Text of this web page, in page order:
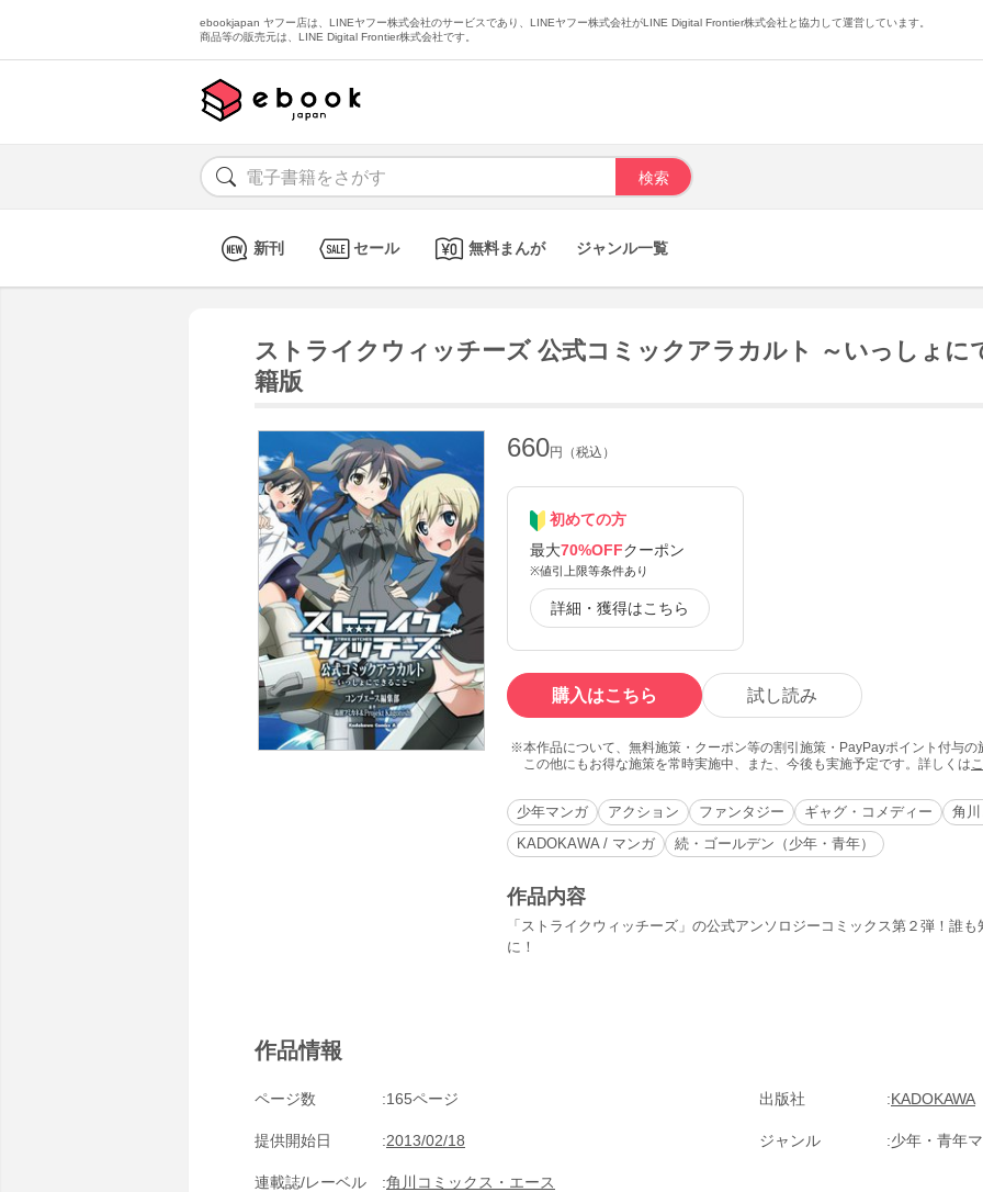
ebookjapan ヤフー店は、LINEヤフー株式会社のサービスであり、LINEヤフー株式会社がLINE Digital Frontier株式会社と協力して運営しています。
商品等の販売元は、LINE Digital Frontier株式会社です。
新刊 セール 無料まんが ジャンル一覧
ストライクウィッチーズ 公式コミックアラカルト ～いっしょに
籍版
660円（税込）
初めての方
最大70%OFFクーポン
※値引上限等条件あり
詳細・獲得はこちら
購入はこちら 試し読み
本作品について、無料施策・クーポン等の割引施策・PayPayポイント付与
この他にもお得な施策を常時実施中、また、今後も実施予定です。詳しくは
少年マンガ アクション ファンタジー ギャグ・コメディー
角
KADOKAWA / マンガ
続・ゴールデン（少年・青年）
作品内容
「ストライクウィッチーズ」の公式アンソロジーコミックス第２弾！誰
に！
作品情報
ページ数 165ページ 出版社 KADOKAWA
提供開始日 2013/02/18 ジャンル 少年・青年
連載誌/レーベル 角川コミックス・エース